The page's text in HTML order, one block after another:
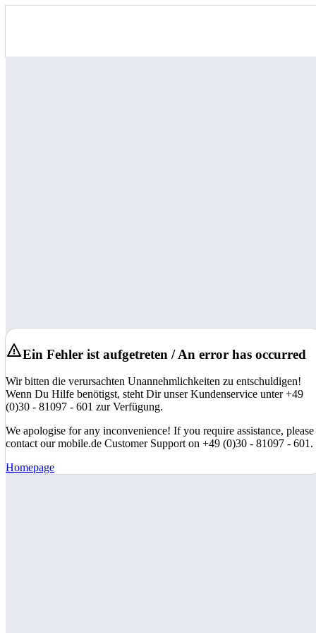
Ein Fehler ist aufgetreten / An error has occurred
Wir bitten die verursachten Unannehmlichkeiten zu entschuldigen!
Wenn Du Hilfe benötigst, steht Dir unser Kundenservice unter +49
(0)30 - 81097 - 601 zur Verfügung.
We apologise for any inconvenience! If you require assistance, please
contact our mobile.de Customer Support on +49 (0)30 - 81097 - 601.
Homepage